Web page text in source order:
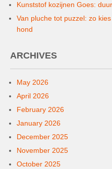
Kunststof kozijnen Goes:
Van pluche tot puzzel: zo
hond
ARCHIVES
May 2026
April 2026
February 2026
January 2026
December 2025
November 2025
October 2025